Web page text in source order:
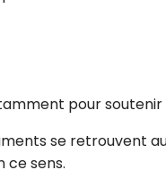
pour
se retrouvent
ce sens.